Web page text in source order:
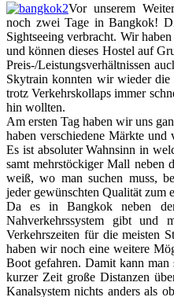
Vor unserem
noch zwei Tage in Bangkok!
Sightseeing verbracht. Wir
und können dieses Hostel auf
Preis-/Leistungsverhältnissen
Skytrain konnten wir wieder die
trotz Verkehrskollaps immer
hin wollten.
Am ersten Tag haben wir uns
haben verschiedene Märkte
Es ist absoluter Wahnsinn in
samt mehrstöckiger Mall neben
weiß, wo man suchen muss,
jeder gewünschten Qualität zum
Da es in Bangkok neben
Nahverkehrssystem gibt und
Verkehrszeiten für die meisten
haben wir noch eine weitere
Boot gefahren. Damit kann
kurzer Zeit große Distanzen
Kanalsystem nichts anders als